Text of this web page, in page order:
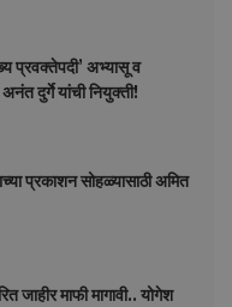
प्रवक्तेपदी’ अभ्यासू व
दुर्गे यांची नियुक्ती!
प्रकाशन सोहळ्यासाठी अमित
जाहीर माफी मागावी.. योगेश